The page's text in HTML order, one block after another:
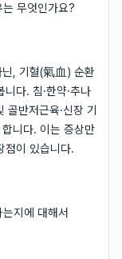
무엇인가요?
닌, 기혈(氣血) 순환
다. 침·한약·추나
골반저근육·신장 기
니다. 이는 증상만
점이 있습니다.
지에 대해서